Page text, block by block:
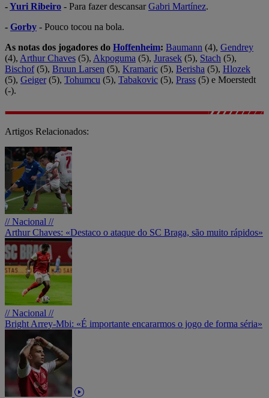
-Yuri Ribeiro - Para fazer descansarGabri Martínez.
- Gorby - Pouco tocou na bola.
As notas dos jogadores do Hoffenheim: Baumann (4), Gendrey
(4), Arthur Chaves (5), Akpoguma (5), Jurasek (5), Stach (5),
Bischof(5), Bruun Larsen (5), Kramaric (5), Berisha (5), Hlozek
(5), Geiger(5), Tohumcu (5), Tabakovic (5), Prass (5) e Moerstedt
(-).
Artigos Relacionados:
// Nacional //
Arthur Chaves: «Destaco o ataque do SC Braga, são muito rápidos»
// Nacional //
Bright Arrey-Mbi: «É importante encararmos o jogo de forma séria»